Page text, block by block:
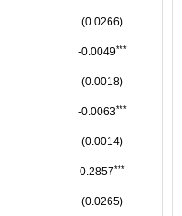
(0.0266)
-0.0049***
(0.0018)
-0.0063***
(0.0014)
0.2857***
(0.0265)